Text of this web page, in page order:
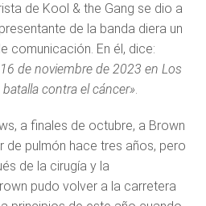
de Kool & the Gang se dio a
de la banda diera un
comunicación. En él, dice:
de noviembre de 2023 en Los
contra el cáncer».
a finales de octubre, a Brown
de pulmón hace tres años, pero
de la cirugía y la
pudo volver a la carretera